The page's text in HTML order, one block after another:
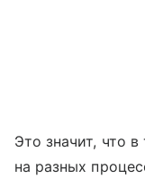
Это значит, что
на разных